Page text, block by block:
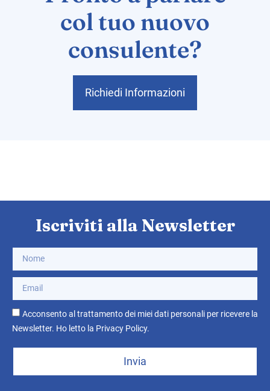
col tuo nuovo
consulente?
Richiedi Informazioni
Iscriviti alla Newsletter
Acconsento al trattamento dei miei dati personali per ricevere la
Newsletter. Ho letto la Privacy Policy.
Invia